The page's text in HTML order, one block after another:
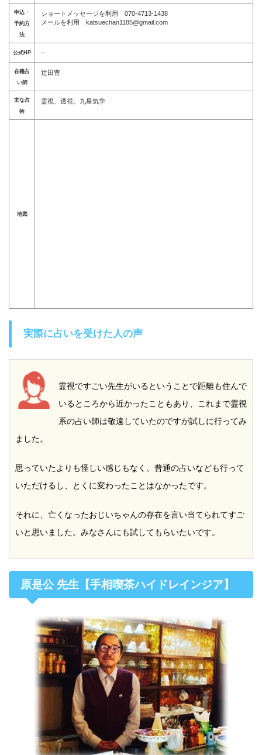
申込・
予約方
法
ショートメッセージを利用 070-4713-1438
メールを利用 katsuechan1185@gmail.com
公式HP –
在籍占
い師
辻田豊
主な占
術
霊視、透視、九星気学
地図
実際に占いを受けた人の声
霊視ですごい先生がいるということで距離も住んで
いるところから近かったこともあり、これまで霊視
系の占い師は敬遠していたのですが試しに行ってみ
ました。
思っていたよりも怪しい感じもなく、普通の占いなども行って
いただけるし、とくに変わったことはなかったです。
それに、亡くなったおじいちゃんの存在を言い当てられてすご
いと思いました。みなさんにも試してもらいたいです。
原是公 先生【手相喫茶ハイドレインジア】